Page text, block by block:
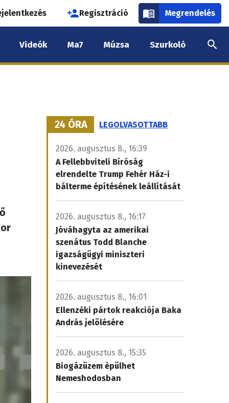
Regisztráció Megrendelés
Videók Ma7 Múzsa Szurkoló
24 ÓRA LEGOLVASOTTABB
2026. augusztus 8., 16:39
A Fellebbviteli Bíróság
elrendelte Trump Fehér Ház-i
bálterme építésének leállítását
2026. augusztus 8., 16:17
Jóváhagyta az amerikai
szenátus Todd Blanche
igazságügyi miniszteri
kinevezését
2026. augusztus 8., 16:01
Ellenzéki pártok reakciója Baka
András jelölésére
2026. augusztus 8., 15:35
Biogázüzem épülhet
Nemeshodosban